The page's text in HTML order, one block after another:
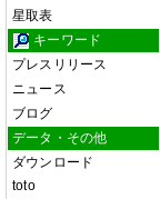
星取表
キーワード
プレスリリース
ニュース
ブログ
データ・その他
ダウンロード
toto